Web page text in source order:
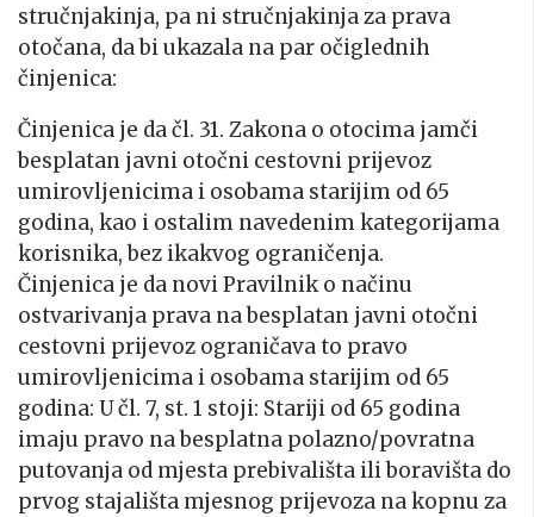
stručnjakinja, pa ni stručnjakinja za prava
otočana, da bi ukazala na par očiglednih
činjenica:
Činjenica je da čl. 31. Zakona o otocima jamči
besplatan javni otočni cestovni prijevoz
umirovljenicima i osobama starijim od 65
godina, kao i ostalim navedenim kategorijama
korisnika, bez ikakvog ograničenja.
Činjenica je da novi Pravilnik o načinu
ostvarivanja prava na besplatan javni otočni
cestovni prijevoz ograničava to pravo
umirovljenicima i osobama starijim od 65
godina: U čl. 7, st. 1 stoji: Stariji od 65 godina
imaju pravo na besplatna polazno/povratna
putovanja od mjesta prebivališta ili boravišta do
prvog stajališta mjesnog prijevoza na kopnu za